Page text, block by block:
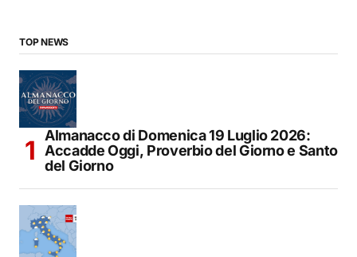
TOP NEWS
Almanacco di Domenica 19 Luglio 2026:
Accadde Oggi, Proverbio del Giorno e Santo
del Giorno